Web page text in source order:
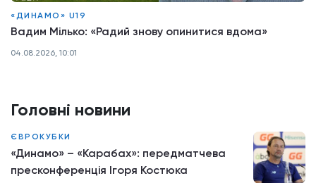
Головні новини
ЄВРОКУБКИ
«Динамо» – «Карабах»: передматчева
пресконференція Ігоря Костюка
«ДИНАМО» U19
Вадим Мілько: «Радий знову опинитися вдома»
04.08.2026, 10:01